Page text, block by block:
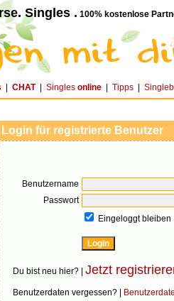
Singles . 100% kostenlose
CHAT| Singles online Tipps
Login für registrierte Benutzer
Benutzername
Passwort
Eingeloggt bleiben
Du bist neu hier? | Jetzt
Benutzerdaten vergessen? |